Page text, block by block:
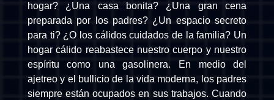
hogar? ¿Una casa bonita? ¿Una gran cena
preparada por los padres? ¿Un espacio secreto
para ti? ¿O los cálidos cuidados de la familia? Un
hogar cálido reabastece nuestro cuerpo y nuestro
espíritu como una gasolinera. En medio del
ajetreo y el bullicio de la vida moderna, los padres
siempre están ocupados en sus trabajos. Cuando